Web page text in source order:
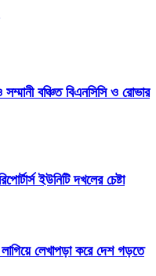
বঞ্চিত বিএনসিসি ও রোভার
ইউনিটি দখলের চেষ্টা
লেখাপড়া করে দেশ গড়তে